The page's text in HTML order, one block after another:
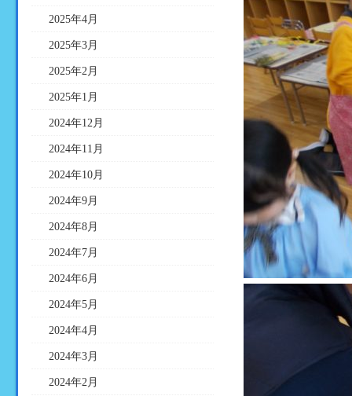
2025年4月
2025年3月
2025年2月
2025年1月
2024年12月
2024年11月
2024年10月
2024年9月
2024年8月
2024年7月
2024年6月
2024年5月
2024年4月
2024年3月
2024年2月